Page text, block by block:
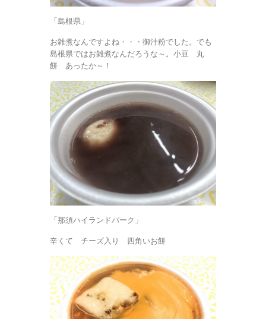
「島根県」
お雑煮なんですよね・・・御汁粉でした。でも
島根県ではお雑煮なんだろうな～。小豆 丸
餅 あったか～！
「那須ハイランドパーク」
辛くて チーズ入り 四角いお餅